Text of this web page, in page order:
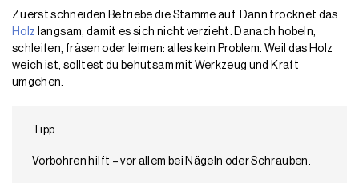
Zuerst schneiden Betriebe die Stämme auf. Dann trocknet das
Holz langsam, damit es sich nicht verzieht. Danach hobeln,
schleifen, fräsen oder leimen: alles kein Problem. Weil das Holz
weich ist, solltest du behutsam mit Werkzeug und Kraft
umgehen.
Tipp
Vorbohren hilft – vor allem bei Nägeln oder Schrauben.